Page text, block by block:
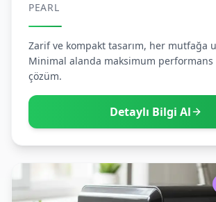
PEARL
Zarif ve kompakt tasarım, her mutfağa
Minimal alanda maksimum performans
çözüm.
Detaylı Bilgi Al